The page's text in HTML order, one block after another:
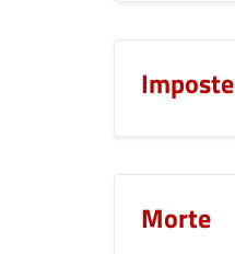
Imposte
Morte